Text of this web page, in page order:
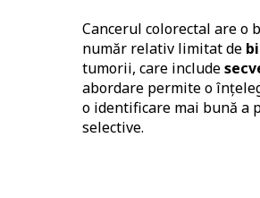
Cancerul colorectal are o
număr relativ limitat de
tumorii, care include
abordare permite o
o identificare mai bună a
selective.